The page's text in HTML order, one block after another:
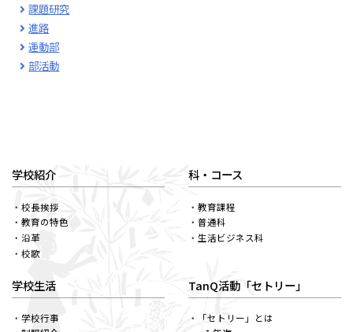
課題研究
進路
運動部
部活動
学校紹介
校長挨拶
教育の特色
沿革
校歌
科・コース
教育課程
普通科
生活ビジネス科
学校生活
学校行事
TanQ活動「セトリー」
「セトリー」とは